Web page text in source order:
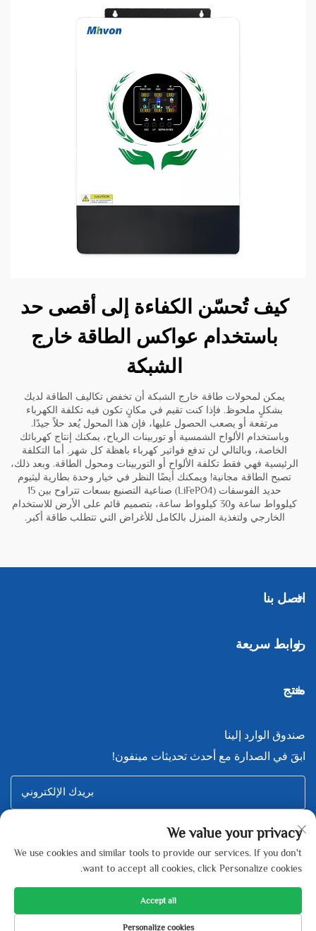
كيف تُحسّن الكفاءة إلى أقصى حد
باستخدام عواكس الطاقة خارج
الشبكة
يمكن لمحولات طاقة خارج الشبكة أن تخفض تكاليف الطاقة لديك
بشكلٍ ملحوظ. فإذا كنت تقيم في مكانٍ تكون فيه تكلفة الكهرباء
مرتفعة أو يصعب الحصول عليها، فإن هذا المحول يُعد حلاً جيدًا.
وباستخدام الألواح الشمسية أو توربينات الرياح، يمكنك إنتاج كهربائك
الخاصة، وبالتالي لن تدفع فواتير كهرباء باهظة كل شهر. أما التكلفة
الرئيسية فهي فقط تكلفة الألواح أو التوربينات ومحول الطاقة. وبعد ذلك،
تصبح الطاقة مجانية! ويمكنك أيضًا النظر في خيار وحدة بطارية ليثيوم
حديد الفوسفات (LiFePO4) صناعية التصنيع بسعات تتراوح بين 15
كيلوواط ساعة و30 كيلوواط ساعة، بتصميم قائم على الأرض للاستخدام
الخارجي ولتغذية المنزل بالكامل للأغراض التي تتطلب طاقة أكبر.
اتصل بنا
روابط سريعة
منتج
صندوق الوارد إلينا
ابقَ في الصدارة مع أحدث تحديثات مينفون!
بريدك الإلكتروني
Subscribe
Copyright © Zhejiang Minfeng New Energy Technology Co., Ltd All
We value your privacy
We use cookies and similar tools to provide our services. If you don't
want to accept all cookies, click Personalize cookies.
Personalize cookies
Accept all